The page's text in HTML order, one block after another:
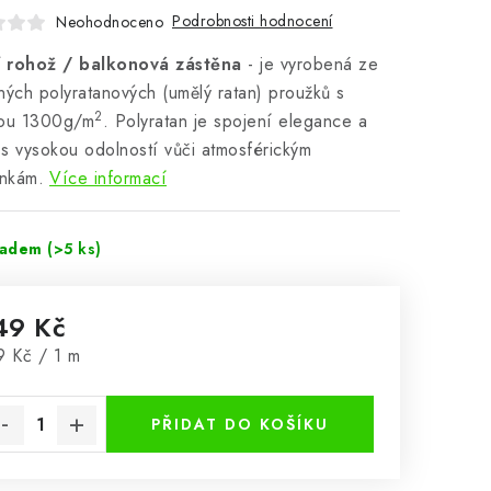
Neohodnoceno Podrobnosti hodnocení
rohož / balkonová zástěna - je vyrobená ze
polyratanových (umělý ratan) proužků s
1300g/m2 . Polyratan je spojení elegance a
vysokou odolností vůči atmosférickým
Více informací
(>5 ks)
Kč
cena:
Kč / 1 m
PŘIDAT DO KOŠÍKU